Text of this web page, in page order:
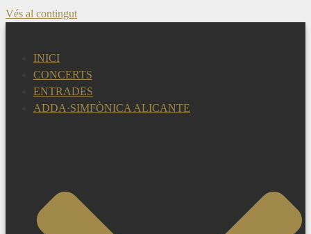
Vés al contingut
INICI
CONCERTS
ENTRADES
ADDA·SIMFÒNICA ALICANTE